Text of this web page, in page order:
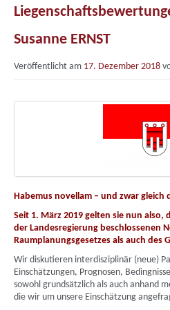
Susanne ERNST
Veröffentlicht am 17. Dezember 2018
Habemus novellam – und zwar gleich
Seit 1. März 2019 gelten sie nun also,
der Landesregierung beschlossenen
Raumplanungsgesetzes als auch des
Wir diskutieren interdisziplinär (neue)
Einschätzungen, Prognosen,
sowohl grundsätzlich als auch anhand
die wir um unsere Einschätzung